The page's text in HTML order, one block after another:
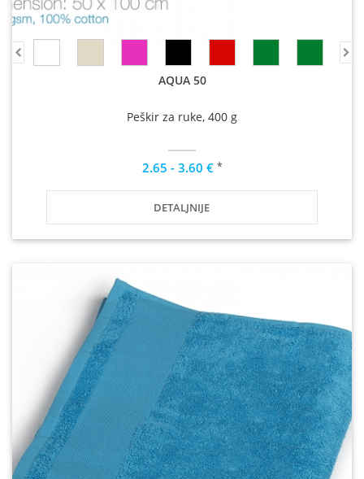
AQUA 50
Peškir za ruke, 400 g
2.65 - 3.60 € *
DETALJNIJE